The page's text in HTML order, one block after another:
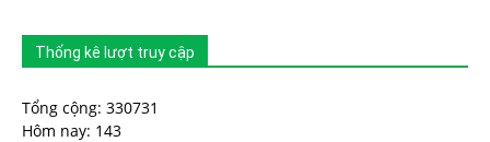
Thống kê lượt truy cập
Tổng cộng: 330731
Hôm nay: 143